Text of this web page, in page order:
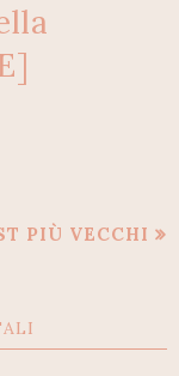
PIÙ VECCHI